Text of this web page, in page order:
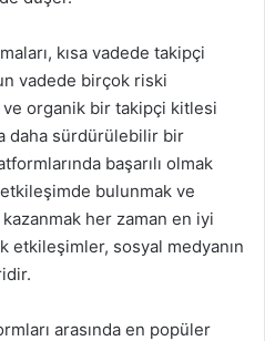
kısa vadede takipçi
vadede birçok riski
organik bir takipçi kitlesi
daha sürdürülebilir bir
başarılı olmak
bulunmak ve
her zaman en iyi
etkileşimler, sosyal medyanın
arasında en popüler